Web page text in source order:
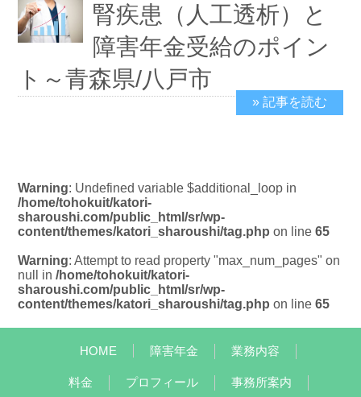
腎疾患（人工透析）と
障害年金受給のポイン
ト～青森県/八戸市
2024/10/23
» 記事を読む
Warning: Undefined variable $additional_loop in
/home/tohokuit/katori-
sharoushi.com/public_html/sr/wp-
content/themes/katori_sharoushi/tag.php on line65
Warning: Attempt to read property "max_num_pages" on
null in/home/tohokuit/katori-
sharoushi.com/public_html/sr/wp-
content/themes/katori_sharoushi/tag.php on line65
HOME 障害年金 業務内容
料金 プロフィール 事務所案内